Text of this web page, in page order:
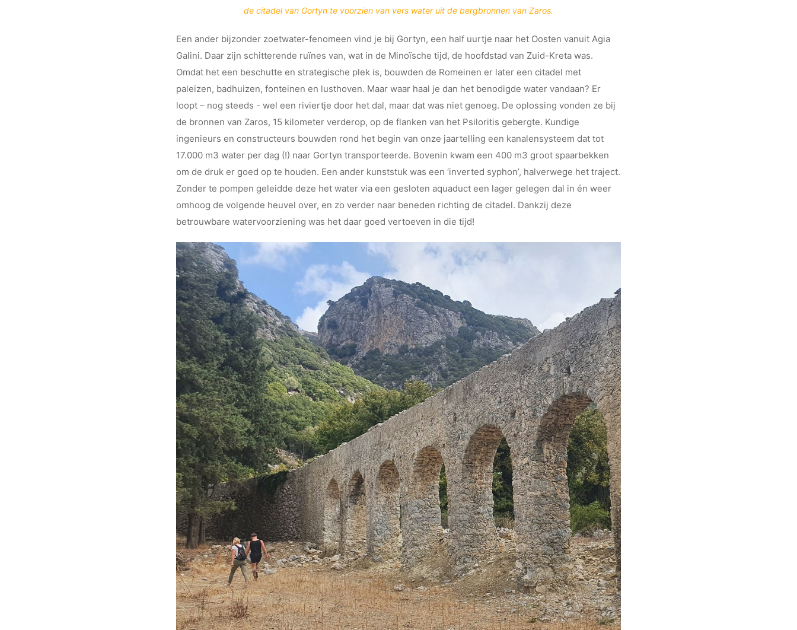
de citadel van Gortyn te voorzien van vers water uit de bergbronnen van Zaros.
Een ander bijzonder zoetwater-fenomeen vind je bij Gortyn, een half uurtje naar het Oosten vanuit Agia
Galini. Daar zijn schitterende ruïnes van, wat in de Minoïsche tijd, de hoofdstad van Zuid-Kreta was.
Omdat het een beschutte en strategische plek is, bouwden de Romeinen er later een citadel met
paleizen, badhuizen, fonteinen en lusthoven. Maar waar haal je dan het benodigde water vandaan? Er
loopt – nog steeds - wel een riviertje door het dal, maar dat was niet genoeg. De oplossing vonden ze bij
de bronnen van Zaros, 15 kilometer verderop, op de flanken van het Psiloritis gebergte. Kundige
ingenieurs en constructeurs bouwden rond het begin van onze jaartelling een kanalensysteem dat tot
17.000 m3 water per dag (!) naar Gortyn transporteerde. Bovenin kwam een 400 m3 groot spaarbekken
om de druk er goed op te houden. Een ander kunststuk was een ‘inverted syphon’, halverwege het traject.
Zonder te pompen geleidde deze het water via een gesloten aquaduct een lager gelegen dal in én weer
omhoog de volgende heuvel over, en zo verder naar beneden richting de citadel. Dankzij deze
betrouwbare watervoorziening was het daar goed vertoeven in die tijd!